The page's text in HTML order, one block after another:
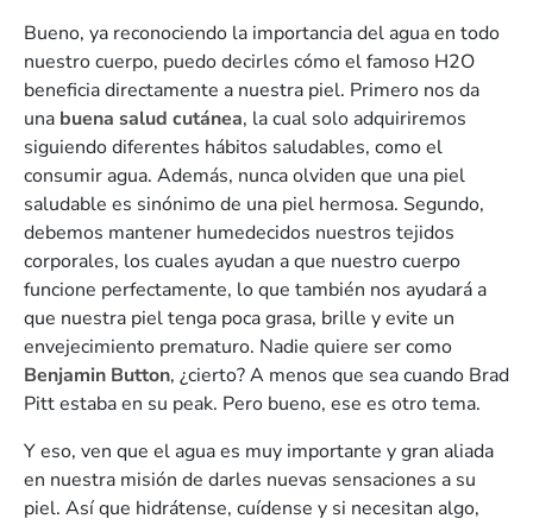
Bueno, ya reconociendo la importancia del agua en todo
nuestro cuerpo, puedo decirles cómo el famoso H2O
beneficia directamente a nuestra piel. Primero nos da
una buena salud cutánea, la cual solo adquiriremos
siguiendo diferentes hábitos saludables, como el
consumir agua. Además, nunca olviden que una piel
saludable es sinónimo de una piel hermosa. Segundo,
debemos mantener humedecidos nuestros tejidos
corporales, los cuales ayudan a que nuestro cuerpo
funcione perfectamente, lo que también nos ayudará a
que nuestra piel tenga poca grasa, brille y evite un
envejecimiento prematuro. Nadie quiere ser como
Benjamin Button, ¿cierto? A menos que sea cuando Brad
Pitt estaba en su peak. Pero bueno, ese es otro tema.
Y eso, ven que el agua es muy importante y gran aliada
en nuestra misión de darles nuevas sensaciones a su
piel. Así que hidrátense, cuídense y si necesitan algo,